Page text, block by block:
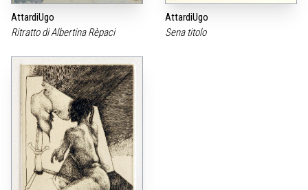
AttardiUgo
Ritratto di Albertina Rèpaci
AttardiUgo
Sena titolo